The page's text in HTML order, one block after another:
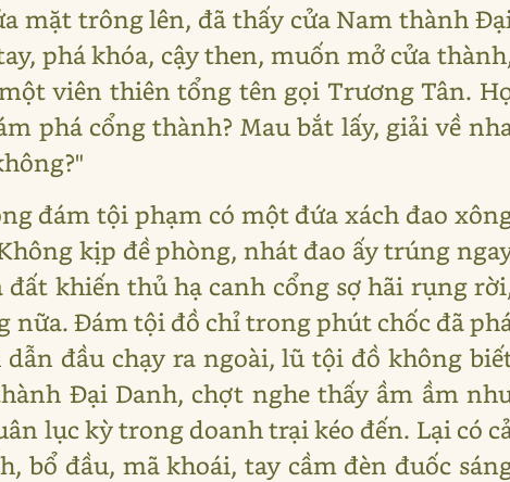
mặt trông lên, đã thấy cửa Nam thành
phá khóa, cậy then, muốn mở cửa
viên thiên tổng tên gọi Trương Tân.
phá cổng thành? Mau bắt lấy, giải về
đám tội phạm có một đứa xách đao
kịp đề phòng, nhát đao ấy trúng
khiến thủ hạ canh cổng sợ hãi rụng
nữa. Đám tội đồ chỉ trong phút chốc đã
đầu chạy ra ngoài, lũ tội đồ không
Đại Danh, chợt nghe thấy ầm ầm
lục kỳ trong doanh trại kéo đến. Lại có
đầu, mã khoái, tay cầm đèn đuốc